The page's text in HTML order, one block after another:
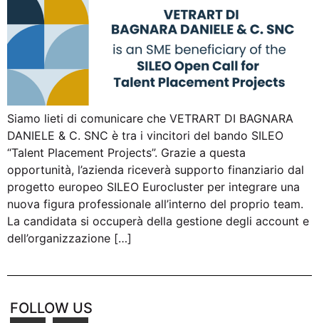
Siamo lieti di comunicare che VETRART DI BAGNARA
DANIELE & C. SNC è tra i vincitori del bando SILEO
“Talent Placement Projects”. Grazie a questa
opportunità, l’azienda riceverà supporto finanziario dal
progetto europeo SILEO Eurocluster per integrare una
nuova figura professionale all’interno del proprio team.
La candidata si occuperà della gestione degli account e
dell’organizzazione […]
FOLLOW US